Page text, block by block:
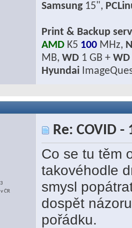
Samsung15",
Print & Backup
AMD K5 100 MHz,
MB, WD 1 GB + WD
Hyundai
ČR
Re: COVID -
Co se tu těm
takovéhodle
smysl
dospět
pořádku.